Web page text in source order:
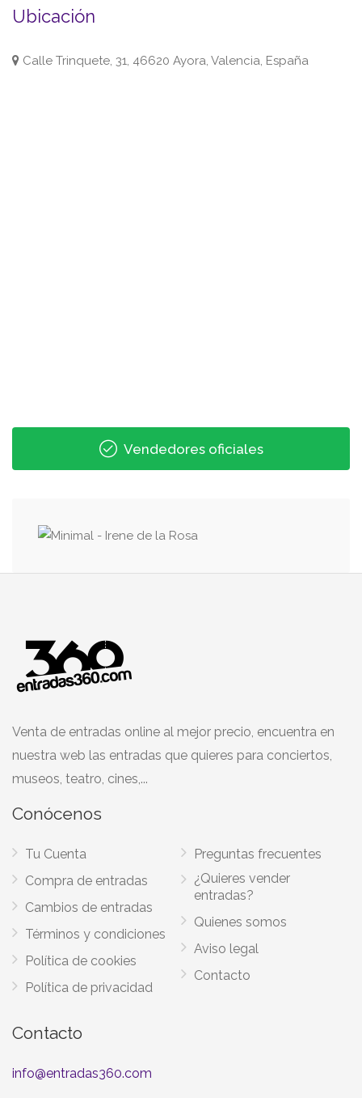
Ubicación
Calle Trinquete, 31, 46620 Ayora, Valencia, España
Vendedores oficiales
Venta de entradas online al mejor precio, encuentra en
nuestra web las entradas que quieres para conciertos,
museos, teatro, cines,...
Conócenos
Tu Cuenta
Compra de entradas
Cambios de entradas
Términos y condiciones
Política de cookies
Política de privacidad
Preguntas frecuentes
¿Quieres vender
entradas?
Quienes somos
Aviso legal
Contacto
Contacto
info@entradas360.com